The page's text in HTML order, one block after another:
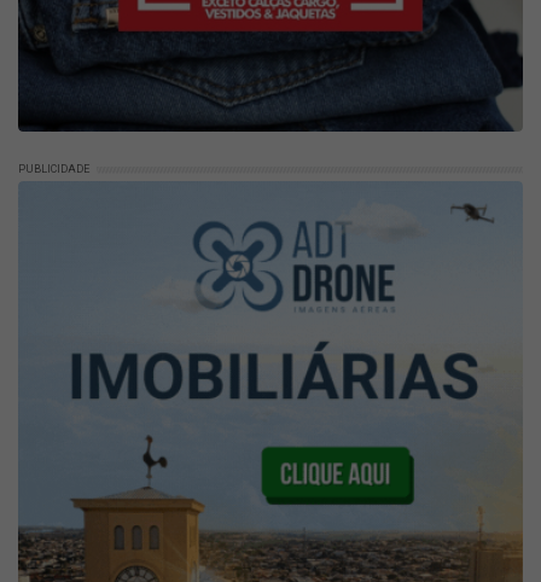
PUBLICIDADE